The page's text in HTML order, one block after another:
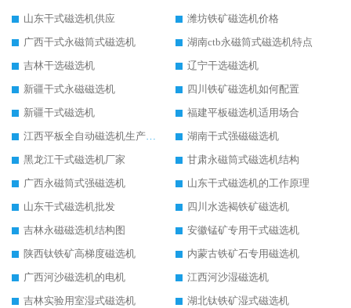
山东干式磁选机供应
潍坊铁矿磁选机价格
广西干式永磁筒式磁选机
湖南ctb永磁筒式磁选机特点
吉林干选磁选机
辽宁干选磁选机
新疆干式永磁磁选机
四川铁矿磁选机如何配置
新疆干式磁选机
福建平板磁选机适用场合
江西平板全自动磁选机生产厂家
湖南干式强磁磁选机
黑龙江干式磁选机厂家
甘肃永磁筒式磁选机结构
广西永磁筒式强磁选机
山东干式磁选机的工作原理
山东干式磁选机批发
四川水选褐铁矿磁选机
吉林永磁磁选机结构图
安徽锰矿专用干式磁选机
陕西钛铁矿高梯度磁选机
内蒙古铁矿石专用磁选机
广西河沙磁选机的电机
江西河沙湿磁选机
吉林实验用室湿式磁选机
湖北钛铁矿湿式磁选机